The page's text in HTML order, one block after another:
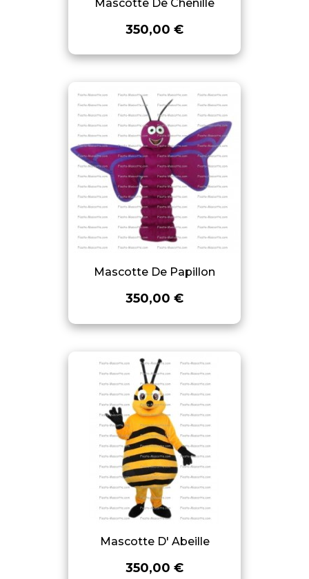
Mascotte De Chenille
350,00 €
Mascotte De Papillon
350,00 €
Mascotte D' Abeille
350,00 €